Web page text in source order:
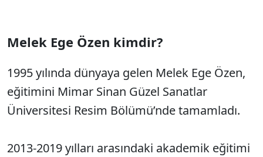
Melek Ege Özen kimdir?
1995 yılında dünyaya gelen Melek Ege Özen,
eğitimini Mimar Sinan Güzel Sanatlar
Üniversitesi Resim Bölümü’nde tamamladı.
2013-2019 yılları arasındaki akademik eğitimi